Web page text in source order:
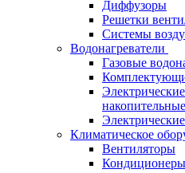
Диффузоры
Решетки
Системы
Водонагреватели
Газовые
накопительные
Климатическое
Вентиляторы
Кондиционеры